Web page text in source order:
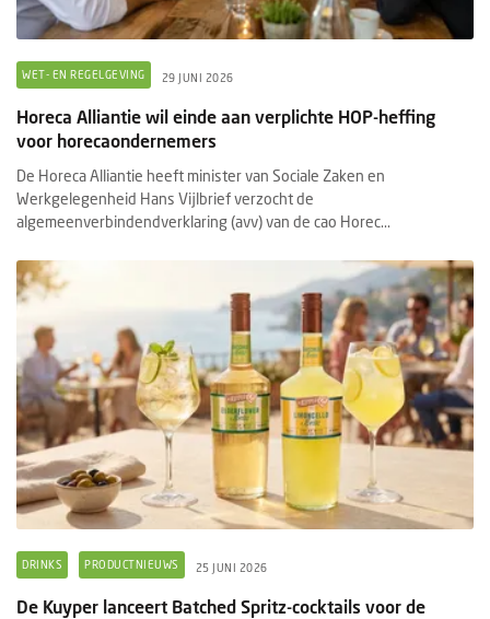
WET- EN REGELGEVING 29 JUNI 2026
Horeca Alliantie wil einde aan verplichte HOP-heffing
voor horecaondernemers
De Horeca Alliantie heeft minister van Sociale Zaken en
Werkgelegenheid Hans Vijlbrief verzocht de
algemeenverbindendverklaring (avv) van de cao Horec...
DRINKS PRODUCTNIEUWS 25 JUNI 2026
De Kuyper lanceert Batched Spritz-cocktails voor de